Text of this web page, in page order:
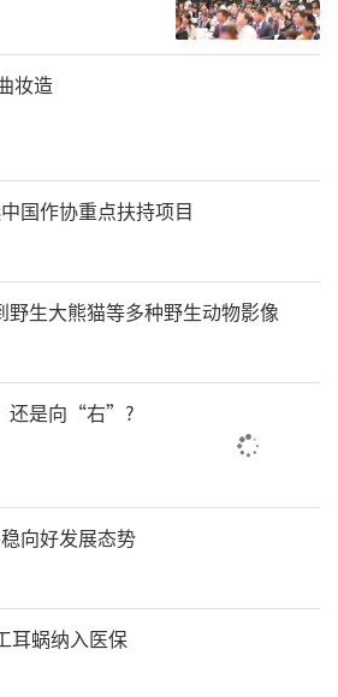
妆造
国作协重点扶持项目
生大熊猫等多种野生动物影像
还是向“右”?
向好发展态势
耳蜗纳入医保